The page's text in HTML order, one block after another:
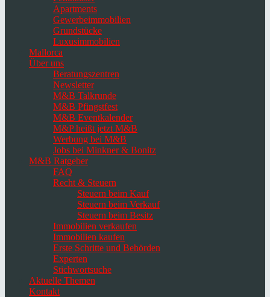
Apartments
Gewerbeimmobilien
Grundstücke
Luxusimmobilien
Mallorca
Über uns
Beratungszentren
Newsletter
M&B Talkrunde
M&B Pfingstfest
M&B Eventkalender
M&P heißt jetzt M&B
Werbung bei M&B
Jobs bei Minkner & Bonitz
M&B Ratgeber
FAQ
Recht & Steuern
Steuern beim Kauf
Steuern beim Verkauf
Steuern beim Besitz
Immobilien verkaufen
Immobilien kaufen
Erste Schritte und Behörden
Experten
Stichwortsuche
Aktuelle Themen
Kontakt